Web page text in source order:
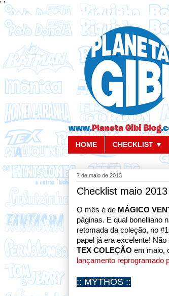
' '
HOME CHECKLIST ▼
7 de maio de 2013
Checklist maio
O mês é de MÁGICO
páginas. E qual bonelliano
retomada da coleção, no
papel já era excelente!
TEX COLEÇÃO em maio,
lançamento reprogramado
:: MYTHOS ::